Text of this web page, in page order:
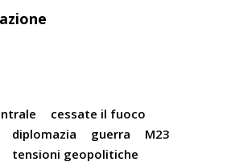
cessate il fuoco
diplomazia guerra
M23
tensioni geopolitiche